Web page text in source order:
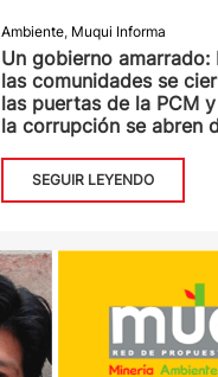
Ambiente, Muqui Informa
Un gobierno amarrado:
las comunidades se
las puertas de la PCM
la corrupción se abren
SEGUIR LEYENDO